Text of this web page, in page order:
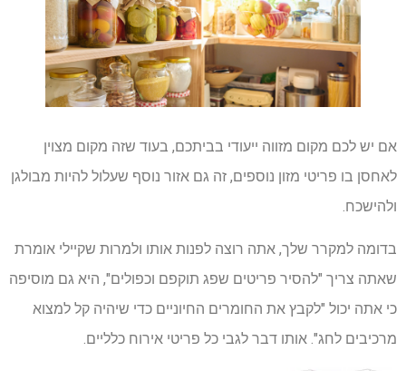
אם יש לכם מקום מזווה ייעודי בביתכם, בעוד שזה מקום מצוין
לאחסן בו פריטי מזון נוספים, זה גם אזור נוסף שעלול להיות מבולגן
ולהישכח.
בדומה למקרר שלך, אתה רוצה לפנות אותו ולמרות שקיילי אומרת
שאתה צריך "להסיר פריטים שפג תוקפם וכפולים", היא גם מוסיפה
כי אתה יכול "לקבץ את החומרים החיוניים כדי שיהיה קל למצוא
מרכיבים לחג". אותו דבר לגבי כל פריטי אירוח כלליים.